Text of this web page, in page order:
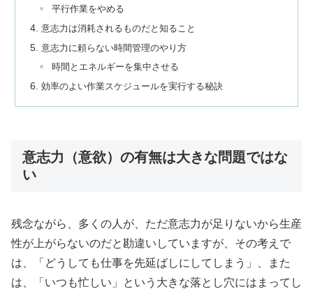
平行作業をやめる
意志力は消耗されるものだと知ること
意志力に頼らない時間管理のやり方
時間とエネルギーを集中させる
効率のよい作業スケジュールを実行する秘訣
意志力（意欲）の有無は大きな問題ではな
い
残念ながら、多くの人が、ただ意志力が足りないから生産
性が上がらないのだと勘違いしていますが、その考えで
は、「どうしても仕事を先延ばしにしてしまう」、また
は、「いつも忙しい」という大きな落とし穴にはまってし